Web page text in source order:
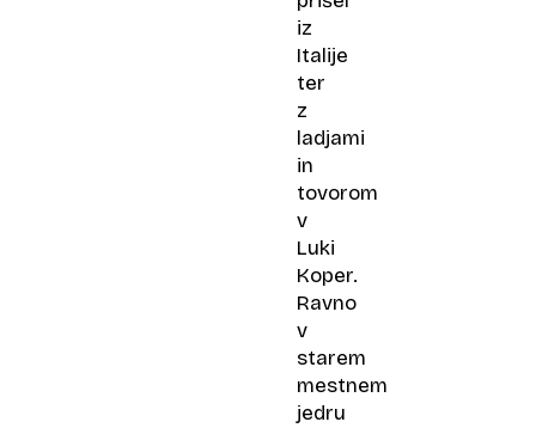
iz
Italije
ter
z
ladjami
in
tovorom
v
Luki
Koper.
Ravno
v
starem
mestnem
jedru